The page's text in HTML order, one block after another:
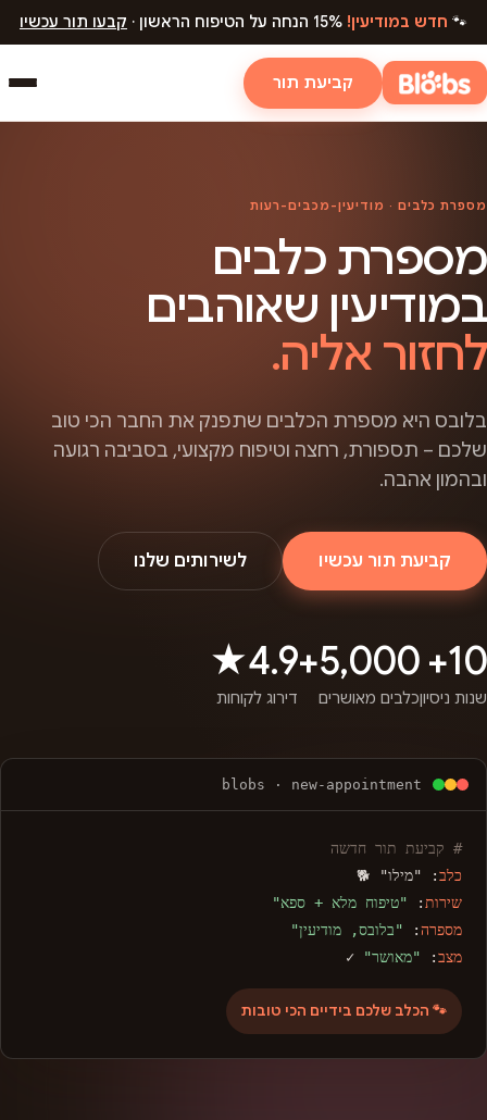
🐾 חדש במודיעין! קבעו תור עכשיו
קביעת תור
מספרת כלבים · מודיעין-מכבים-רעות
מספרת כלבים
במודיעין שאוהבים
לחזור אליה.
בלובס היא מספרת הכלבים שתפנק את החבר הכי טוב
שלכם – תספורת, רחצה וטיפוח מקצועי, בסביבה רגועה
ובהמון אהבה.
קביעת תור עכשיו לשירותים שלנו
10+
שנות ניסיון
5,000+
כלבים מאושרים
4.9★
דירוג לקוחות
blobs · new-appointment
# קביעת תור חדשה
כלב: "מילו" 🐕
שירות : "טיפוח מלא + ספא"
מספרה: "בלובס, מודיעין"
מצב: "מאושר" ✓
🐾 הכלב שלכם בידיים הכי טובות